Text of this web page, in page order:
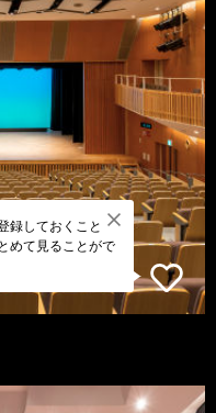
録しておくこと
めて見ることがで